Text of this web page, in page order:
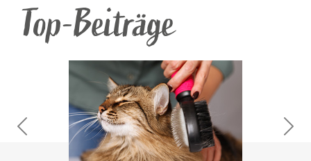
Top-Beiträge
Previous Next